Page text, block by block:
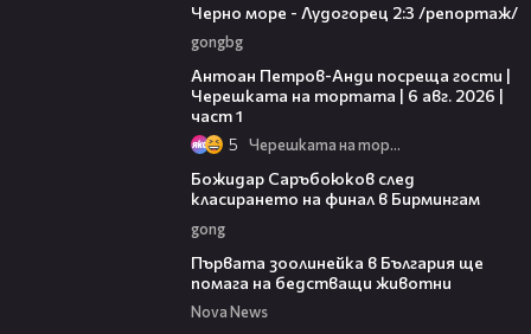
Черно море - Лудогорец 2:3 /репортаж/
gongbg
Антоан Петров-Анди посреща гости |
Черешката на тортата | 6 авг. 2026 |
част 1
5 Черешката на тортата
Божидар Саръбоюков след
класирането на финал в Бирмингам
gong
Първата зоолинейка в България ще
помага на бедстващи животни
Nova News